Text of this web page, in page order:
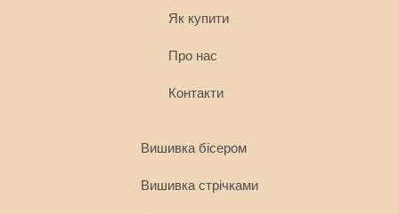
Як купити
Про нас
Контакти
Вишивка бісером
Вишивка стрічками